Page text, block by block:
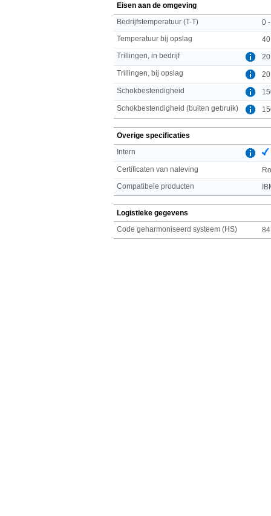
Eisen aan de omgeving
Bedrijfstemperatuur (T-T)
0
Temperatuur bij opslag
Trillingen, in bedrijf
Trillingen, bij opslag
Schokbestendigheid
Schokbestendigheid (buiten gebruik)
Overige specificaties
Intern
Certificaten van naleving
Compatibele producten
Logistieke gegevens
Code geharmoniseerd systeem (HS)